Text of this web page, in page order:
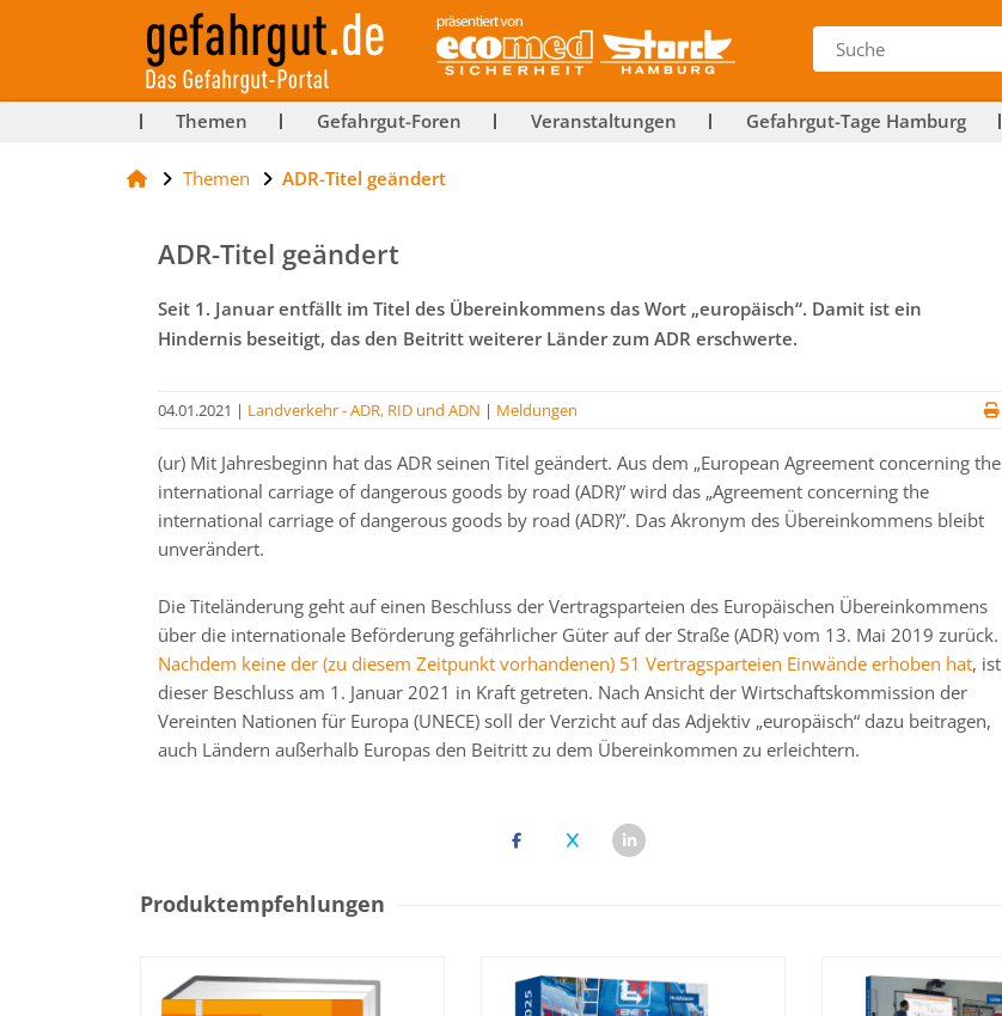
Themen Gefahrgut-Foren Veranstaltungen Gefahrgut-Tage Hamburg
Themen ADR-Titel geändert
ADR-Titel geändert
Seit 1. Januar entfällt im Titel des Übereinkommens das Wort „europäisch“. Damit ist ein
Hindernis beseitigt, das den Beitritt weiterer Länder zum ADR erschwerte.
04.01.2021 | Landverkehr - ADR, RID und ADN | Meldungen
(ur) Mit Jahresbeginn hat das ADR seinen Titel geändert. Aus dem „European Agreement concerning the
international carriage of dangerous goods by road (ADR)” wird das „Agreement concerning the
international carriage of dangerous goods by road (ADR)”. Das Akronym des Übereinkommens bleibt
unverändert.
Die Titeländerung geht auf einen Beschluss der Vertragsparteien des Europäischen Übereinkommens
über die internationale Beförderung gefährlicher Güter auf der Straße (ADR) vom 13. Mai 2019 zurück.
Nachdem keine der (zu diesem Zeitpunkt vorhandenen) 51 Vertragsparteien Einwände erhoben hat, ist
dieser Beschluss am 1. Januar 2021 in Kraft getreten. Nach Ansicht der Wirtschaftskommission der
Vereinten Nationen für Europa (UNECE) soll der Verzicht auf das Adjektiv „europäisch“ dazu beitragen,
auch Ländern außerhalb Europas den Beitritt zu dem Übereinkommen zu erleichtern.
Produktempfehlungen